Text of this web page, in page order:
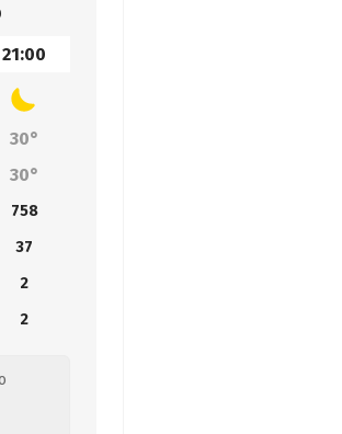
21:00
30°
30°
758
37
2
2